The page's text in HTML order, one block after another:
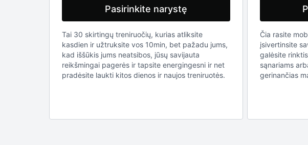
Pasirinkite narystę
Tai 30 skirtingų treniruočių, kurias atliksite
kasdien ir užtruksite vos 10min, bet pažadu jums,
kad iššūkis jums neatsibos, jūsų savijauta
reikšmingai pagerės ir tapsite energingesni ir net
pradėsite laukti kitos dienos ir naujos treniruotės.
Čia rasite
įsivertinsite
galėsite
sąnariams
gerinančias